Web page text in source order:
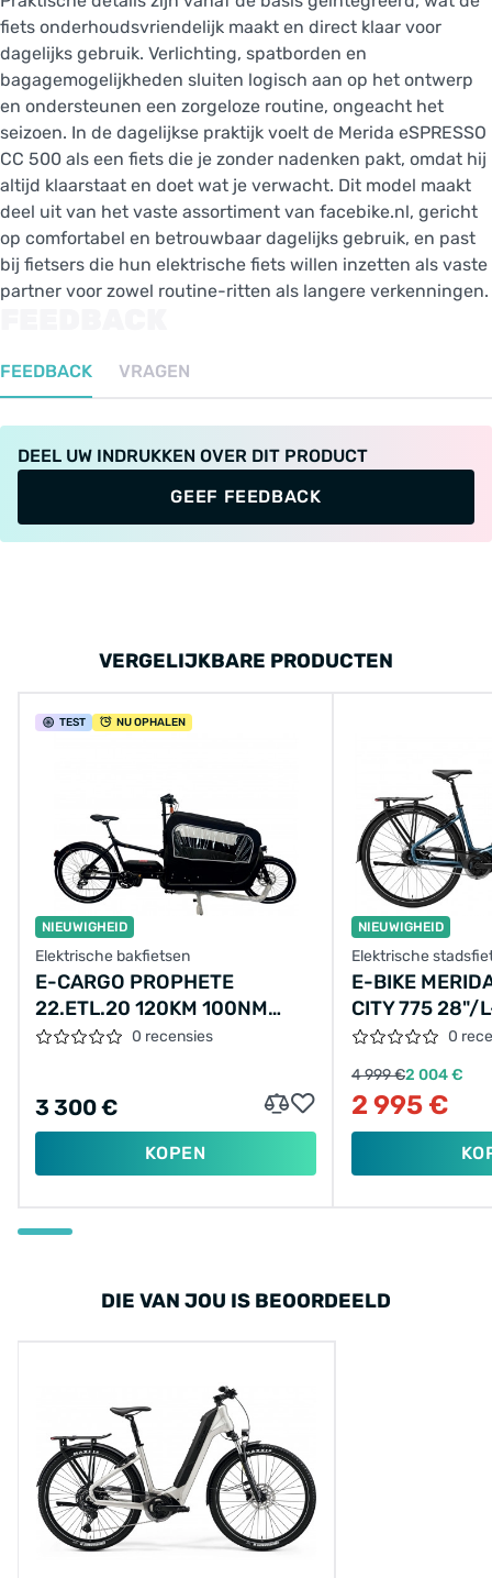
fiets onderhoudsvriendelijk maakt en direct klaar voor
dagelijks gebruik. Verlichting, spatborden en
bagagemogelijkheden sluiten logisch aan op het ontwerp
en ondersteunen een zorgeloze routine, ongeacht het
seizoen. In de dagelijkse praktijk voelt de Merida eSPRESSO
CC 500 als een fiets die je zonder nadenken pakt, omdat hij
altijd klaarstaat en doet wat je verwacht. Dit model maakt
deel uit van het vaste assortiment van facebike.nl, gericht
op comfortabel en betrouwbaar dagelijks gebruik, en past
bij fietsers die hun elektrische fiets willen inzetten als vaste
partner voor zowel routine-ritten als langere verkenningen.
FEEDBACK VRAGEN
DEEL UW INDRUKKEN OVER DIT PRODUCT
GEEF FEEDBACK
VERGELIJKBARE PRODUCTEN
TEST NU OPHALEN
NIEUWIGHEID
Elektrische bakfietsen
E-CARGO PROPHETE
22.ETL.20 120KM 100NM
17.5AH 630WH0 recensies
3 300 €
KOPEN
NIEUWIGHEID
Elektrische
E-BIKE
CITY 775 28"/
53CM/5VER/
0
4 999 €2 004 €
2 995 €
DIE VAN JOU IS BEOORDEELD